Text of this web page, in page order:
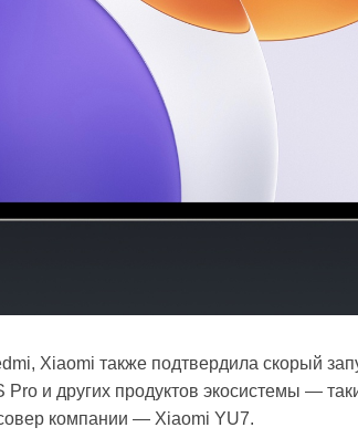
Xiaomi также подтвердила скорый
и других продуктов экосистемы —
компании — Xiaomi YU7.